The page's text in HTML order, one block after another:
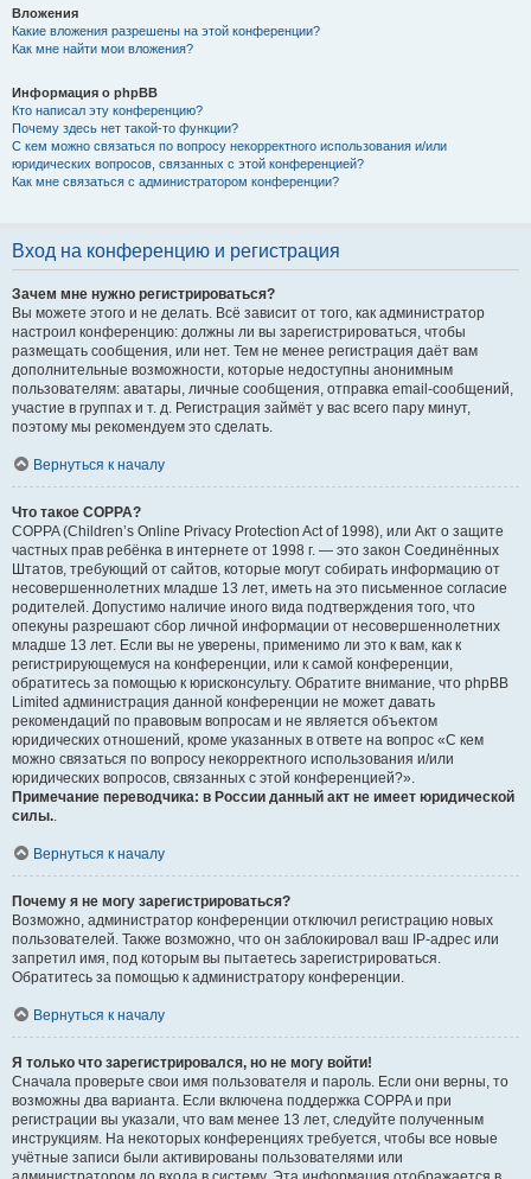
Вложения
Какие вложения разрешены на этой конференции?
Как мне найти мои вложения?
Информация о phpBB
Кто написал эту конференцию?
Почему здесь нет такой-то функции?
С кем можно связаться по вопросу некорректного использования и/или
юридических вопросов, связанных с этой конференцией?
Как мне связаться с администратором конференции?
Вход на конференцию и регистрация
Зачем мне нужно регистрироваться?
Вы можете этого и не делать. Всё зависит от того, как администратор
настроил конференцию: должны ли вы зарегистрироваться, чтобы
размещать сообщения, или нет. Тем не менее регистрация даёт вам
дополнительные возможности, которые недоступны анонимным
пользователям: аватары, личные сообщения, отправка email-сообщений,
участие в группах и т. д. Регистрация займёт у вас всего пару минут,
поэтому мы рекомендуем это сделать.
Вернуться к началу
Что такое COPPA?
COPPA (Children’s Online Privacy Protection Act of 1998), или Акт о защите
частных прав ребёнка в интернете от 1998 г. — это закон Соединённых
Штатов, требующий от сайтов, которые могут собирать информацию от
несовершеннолетних младше 13 лет, иметь на это письменное согласие
родителей. Допустимо наличие иного вида подтверждения того, что
опекуны разрешают сбор личной информации от несовершеннолетних
младше 13 лет. Если вы не уверены, применимо ли это к вам, как к
регистрирующемуся на конференции, или к самой конференции,
обратитесь за помощью к юрисконсульту. Обратите внимание, что phpBB
Limited администрация данной конференции не может давать
рекомендаций по правовым вопросам и не является объектом
юридических отношений, кроме указанных в ответе на вопрос «С кем
можно связаться по вопросу некорректного использования и/или
юридических вопросов, связанных с этой конференцией?».
Примечание переводчика: в России данный акт не имеет юридической
силы..
Вернуться к началу
Почему я не могу зарегистрироваться?
Возможно, администратор конференции отключил регистрацию новых
пользователей. Также возможно, что он заблокировал ваш IP-адрес или
запретил имя, под которым вы пытаетесь зарегистрироваться.
Обратитесь за помощью к администратору конференции.
Вернуться к началу
Я только что зарегистрировался, но не могу войти!
Сначала проверьте свои имя пользователя и пароль. Если они верны, то
возможны два варианта. Если включена поддержка COPPA и при
регистрации вы указали, что вам менее 13 лет, следуйте полученным
инструкциям. На некоторых конференциях требуется, чтобы все новые
учётные записи были активированы пользователями или